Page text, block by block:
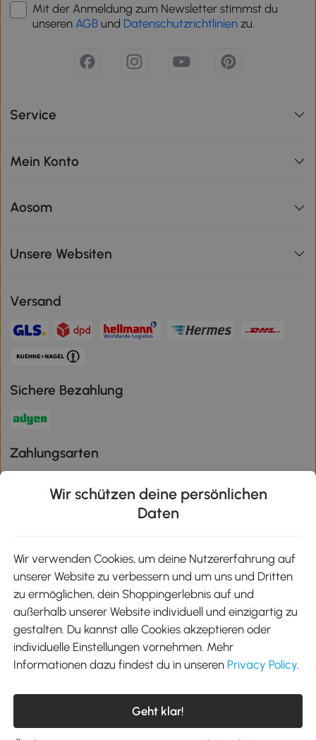
Mit der Anmeldung zum Newsletter stimmst du
unseren AGB und Datenschutzrichtlinien zu.
Service
Mein Konto
Aosom
Unsere Websiten
Versand
Sichere Bezahlung
Zahlungsarten
Aosom-App
Google Play
Tel.: +49 40 87408465
kontakt@aosom.de
Telefonservice Mo.-Fr. 9:00-17:30 Uhr
Wir schützen deine persönlichen
Daten
Wir verwenden Cookies, um deine Nutzererfahrung auf
unserer Website zu verbessern und um uns und Dritten
zu ermöglichen, dein Shoppingerlebnis auf und
außerhalb unserer Website individuell und einzigartig zu
gestalten. Du kannst alle Cookies akzeptieren oder
individuelle Einstellungen vornehmen. Mehr
Informationen dazu findest du in unseren Privacy Policy.
Geht klar!